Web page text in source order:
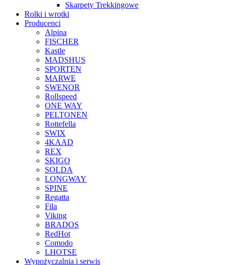
Skarpety Trekkingowe
Rolki i wrotki
Producenci
Alpina
FISCHER
Kastle
MADSHUS
SPORTEN
MARWE
SWENOR
Rollspeed
ONE WAY
PELTONEN
Rottefella
SWIX
4KAAD
REX
SKIGO
SOLDA
LONGWAY
SPINE
Regatta
Fila
Viking
BRADOS
RedHot
Comodo
LHOTSE
Wypożyczalnia i serwis